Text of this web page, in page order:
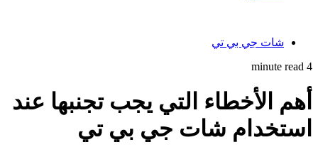
شات جي بي تي
4 minute read
أهم الأخطاء التي يجب تجنبها عند
استخدام شات جي بي تي